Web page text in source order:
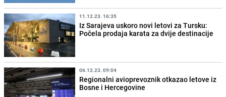
11.12.23. 16:35
Iz Sarajeva uskoro novi letovi za Tursku:
Počela prodaja karata za dvije destinacije
06.12.23. 09:04
Regionalni avioprevoznik otkazao letove iz
Bosne i Hercegovine